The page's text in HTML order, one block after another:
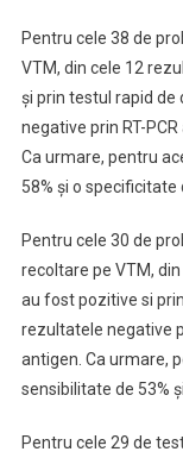
Pentru cele 38 de
VTM, din cele 12
și prin testul rapid
negative prin RT-
Ca urmare, pentru
58% și o specificitate
Pentru cele 30 de
recoltare pe VTM,
au fost pozitive si
rezultatele negative
antigen. Ca urmare,
sensibilitate de 53%
Pentru cele 29 de